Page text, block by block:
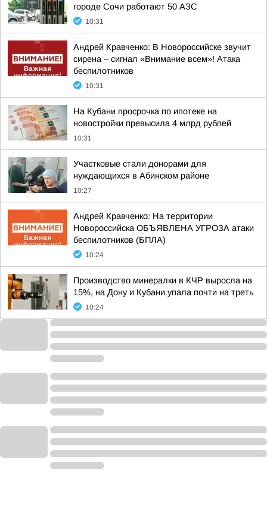
городе Сочи работают 50 АЗС
10:31
Андрей Кравченко: В Новороссийске звучит
сирена – сигнал «Внимание всем»! Атака
беспилотников
10:31
На Кубани просрочка по ипотеке на
новостройки превысила 4 млрд рублей
10:31
Участковые стали донорами для
нуждающихся в Абинском районе
10:27
Андрей Кравченко: На территории
Новороссийска ОБЪЯВЛЕНА УГРОЗА атаки
беспилотников (БПЛА)
10:24
Производство минералки в КЧР выросла на
15%, на Дону и Кубани упала почти на треть
10:24